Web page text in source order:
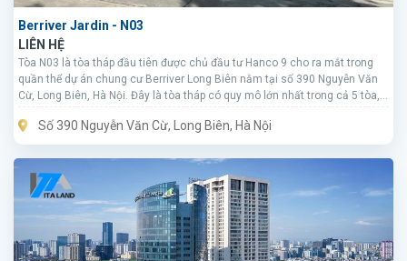
Berriver Jardin - N03
LIÊN HỆ
Tòa N03 là tòa tháp đầu tiên được chủ đầu tư Hanco 9 cho ra mắt trong
quần thể dự án chung cư Berriver Long Biên nằm tại số 390 Nguyễn Văn
Cừ, Long Biên, Hà Nội. Đây là tòa tháp có quy mô lớn nhất trong cả 5 tòa,
Số 390 Nguyễn Văn Cừ, Long Biên, Hà Nội